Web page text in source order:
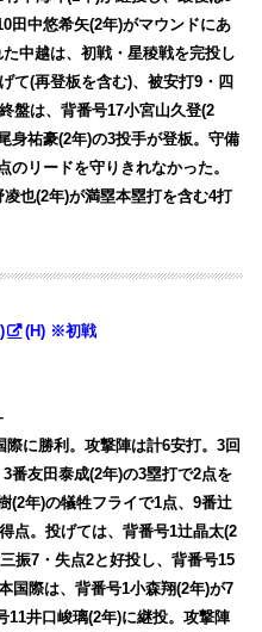
田中悠希矢(2年)がマウンドにあ
中越は、初戦・星稜戦を完投し
て(再登板を含む)、被安打9・四
盤は、背番号17小宮山久登(2
身祐豪(2年)の3投手が登板。守備
のリードを守りきれなかった。
也(2年)が満塁本塁打を含む4打
(H) ※初戦
際に勝利。攻撃陣は計6安打。3回
番友田泰成(2年)の3塁打で2点を
(2年)の犠牲フライで1点、9番辻
点。投げては、背番号1辻晶太(2
振7・失点2と好投し、背番号15
国際は、背番号1小森翔(2年)が7
11井口峻璃(2年)に継投。攻撃陣